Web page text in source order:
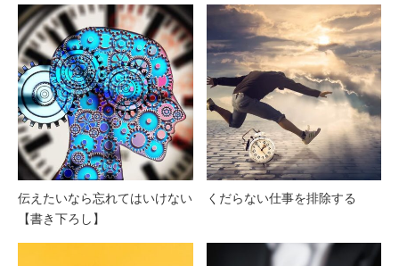
伝えたいなら忘れてはいけない
【書き下ろし】
くだらない仕事を排除する